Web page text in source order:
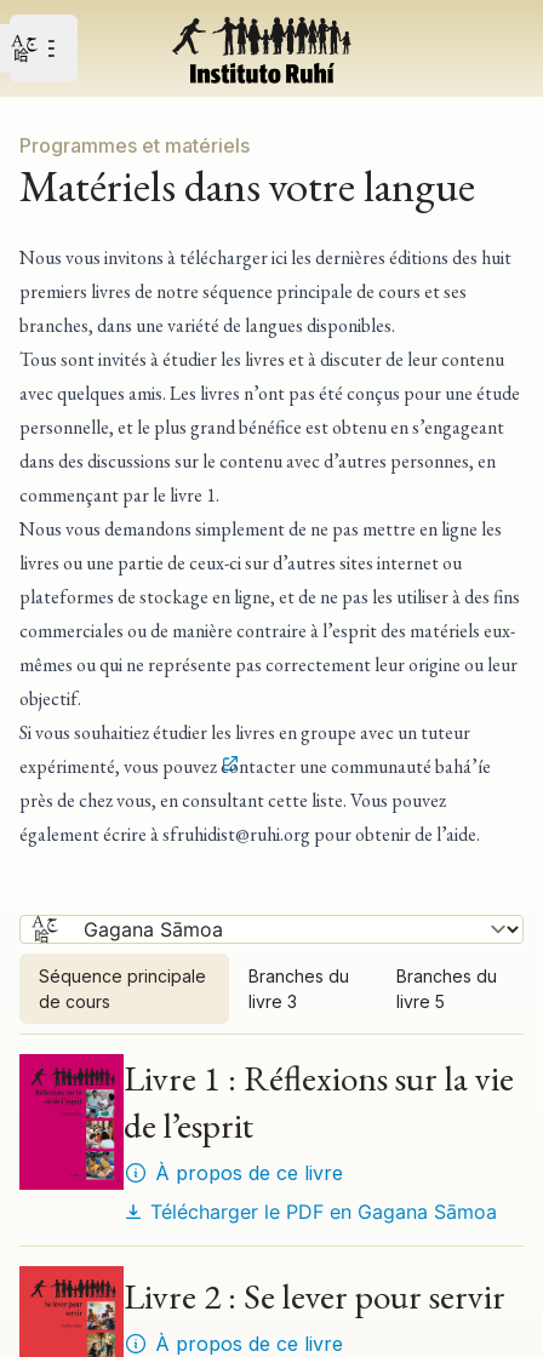
Ouvrir le menu principal
Open user menu
Programmes et matériels
Matériels dans votre langue
Nous vous invitons à télécharger ici les dernières éditions des huit
premiers livres de notre séquence principale de cours et ses
branches, dans une variété de langues disponibles.
Tous sont invités à étudier les livres et à discuter de leur contenu
avec quelques amis. Les livres n’ont pas été conçus pour une étude
personnelle, et le plus grand bénéfice est obtenu en s’engageant
dans des discussions sur le contenu avec d’autres personnes, en
commençant par le livre 1.
Nous vous demandons simplement de ne pas mettre en ligne les
livres ou une partie de ceux-ci sur d’autres sites internet ou
plateformes de stockage en ligne, et de ne pas les utiliser à des fins
commerciales ou de manière contraire à l’esprit des matériels eux-
mêmes ou qui ne représente pas correctement leur origine ou leur
objectif.
Si vous souhaitiez étudier les livres en groupe avec un tuteur
expérimenté, vous pouvezcontacter une communauté bahá’íe
près de chez vous, en consultant cette liste. Vous pouvez
également écrire àsfruhidist@ruhi.orgpour obtenir de l’aide.
Séquence principale
de cours
Branches du
livre 3
Branches du
livre 5
Livre 1 : Réflexions sur la vie
de l’esprit
À propos de ce livre
Télécharger le PDF en Gagana Sāmoa
Livre 2 : Se lever pour servir
À propos de ce livre